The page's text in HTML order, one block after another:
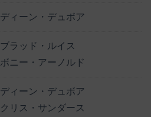
ディーン・デュボア
ブラッド・ルイス
ボニー・アーノルド
ディーン・デュボア
クリス・サンダース